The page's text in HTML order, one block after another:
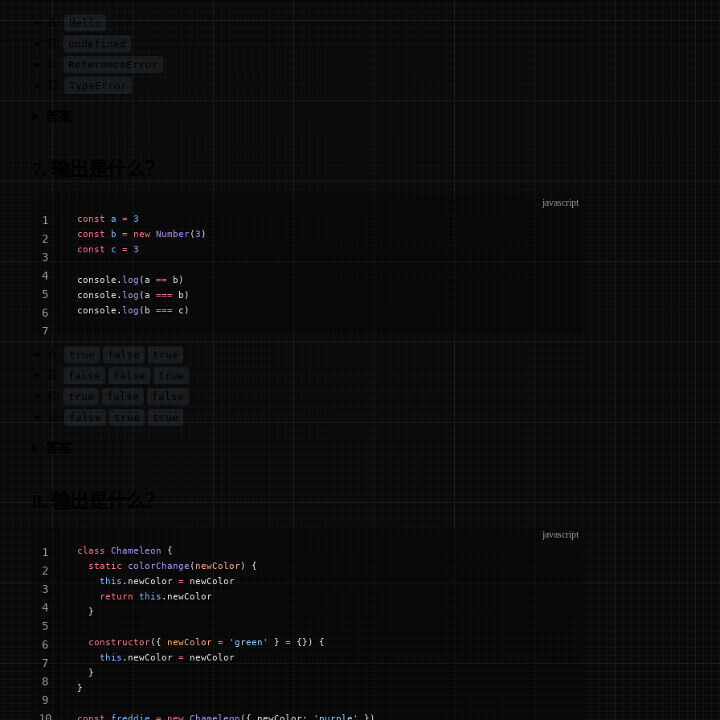
A: Hello
B: undefined
C: ReferenceError
D: TypeError
答案
7. 输出是什么？
javascript
const a = 3
const b = new Number(3 )
const c = 3
console. log (a == b)
console. log (a === b)
console. log (b === c)
1
2
3
4
5
6
7
A: true false true
B: false false true
C: true false false
D: false true true
答案
8. 输出是什么？
javascript
class Chameleon {
  static
colorChange ( newColor) {
    this
.newColor = newColor
    return
this .newColor
  }
  constructor
({ newColor = 'green' } = {}) {
    this
.newColor = newColor
  }
}
1
2
3
4
5
6
7
8
9